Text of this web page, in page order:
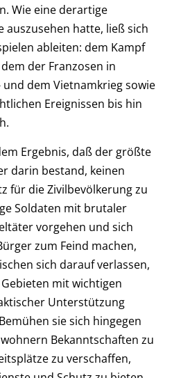
Wie eine derartige
auszusehen hatte, ließ sich
ableiten: dem Kampf
der Franzosen in
dem Vietnamkrieg sowie
Ereignissen bis hin
Ergebnis, daß der größte
darin bestand, keinen
für die Zivilbevölkerung zu
Soldaten mit brutaler
vorgehen und sich
zum Feind machen,
sich darauf verlassen,
mit wichtigen
Unterstützung
sie sich hingegen
Bekanntschaften zu
zu verschaffen,